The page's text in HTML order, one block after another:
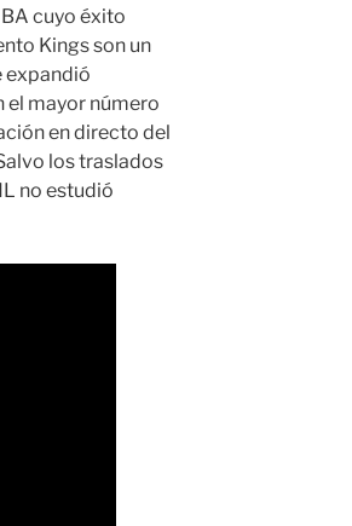
cuyo éxito
Kings son un
expandió
el mayor número
en directo del
los traslados
no estudió